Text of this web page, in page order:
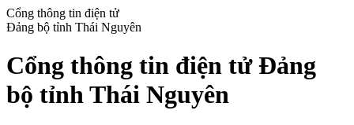
Cổng thông tin điện tử
Đảng bộ tỉnh Thái Nguyên
Cổng thông tin điện tử Đảng
bộ tỉnh Thái Nguyên